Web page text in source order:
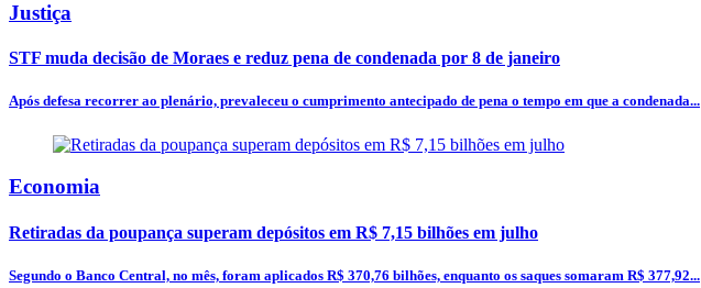
Justiça
STF muda decisão de Moraes e reduz pena de condenada por 8 de janeiro
Após defesa recorrer ao plenário, prevaleceu o cumprimento antecipado de pena o tempo em que a condenada...
Economia
Retiradas da poupança superam depósitos em R$ 7,15 bilhões em julho
Segundo o Banco Central, no mês, foram aplicados R$ 370,76 bilhões, enquanto os saques somaram R$ 377,92...